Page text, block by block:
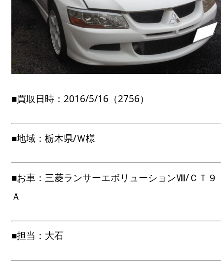
■買取日時：2016/5/16（2756）
■地域：栃木県/Ｗ様
■お車：三菱ランサーエボリューションⅧ/ＣＴ９
Ａ
■担当：大石